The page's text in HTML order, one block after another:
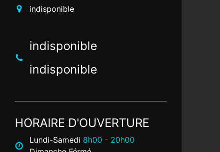
indisponible
indisponible
indisponible
HORAIRE D'OUVERTURE
Lundi-Samedi 8h00 - 20h00